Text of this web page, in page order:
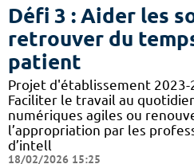
Défi 3 : Aider les
retrouver du
patient
Projet d'établissement 2023-
Faciliter le travail au
numériques agiles ou
l’appropriation par les
d’intell
18/02/2026 15:25